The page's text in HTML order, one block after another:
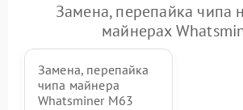
Замена, перепайка чипа
майнерах
Замена, перепайка
чипа майнера
Whatsminer M63